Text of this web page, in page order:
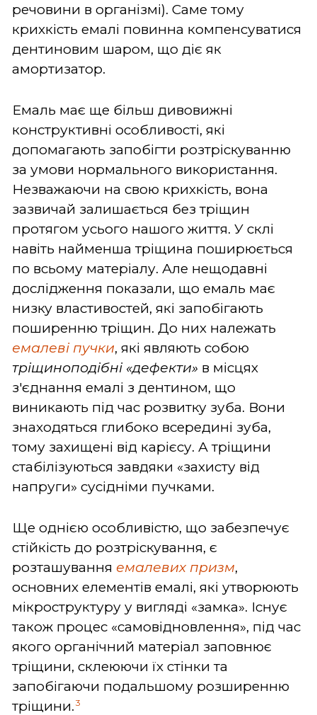
речовини в організмі). Саме тому
крихкість емалі повинна компенсуватися
дентиновим шаром, що діє як
амортизатор.
Емаль має ще більш дивовижні
конструктивні особливості, які
допомагають запобігти розтріскуванню
за умови нормального використання.
Незважаючи на свою крихкість, вона
зазвичай залишається без тріщин
протягом усього нашого життя. У склі
навіть найменша тріщина поширюється
по всьому матеріалу. Але нещодавні
дослідження показали, що емаль має
низку властивостей, які запобігають
поширенню тріщин. До них належать
емалеві пучки, які являють собою
тріщиноподібні «дефекти» в місцях
з'єднання емалі з дентином, що
виникають під час розвитку зуба. Вони
знаходяться глибоко всередині зуба,
тому захищені від карієсу. А тріщини
стабілізуються завдяки «захисту від
напруги» сусідніми пучками.
Ще однією особливістю, що забезпечує
стійкість до розтріскування, є
розташування емалевих призм,
основних елементів емалі, які утворюють
мікроструктуру у вигляді «замка». Існує
також процес «самовідновлення», під час
якого органічний матеріал заповнює
тріщини, склеюючи їх стінки та
запобігаючи подальшому розширенню
тріщини. 3